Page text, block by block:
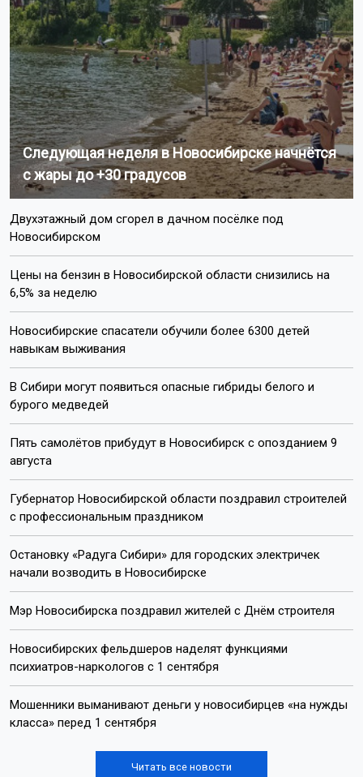
Следующая неделя в Новосибирске начнётся
с жары до +30 градусов
Двухэтажный дом сгорел в дачном посёлке под
Новосибирском
Цены на бензин в Новосибирской области снизились на
6,5% за неделю
Новосибирские спасатели обучили более 6300 детей
навыкам выживания
В Сибири могут появиться опасные гибриды белого и
бурого медведей
Пять самолётов прибудут в Новосибирск с опозданием 9
августа
Губернатор Новосибирской области поздравил строителей
с профессиональным праздником
Остановку «Радуга Сибири» для городских электричек
начали возводить в Новосибирске
Мэр Новосибирска поздравил жителей с Днём строителя
Новосибирских фельдшеров наделят функциями
психиатров-наркологов с 1 сентября
Мошенники выманивают деньги у новосибирцев «на нужды
класса» перед 1 сентября
Читать все новости